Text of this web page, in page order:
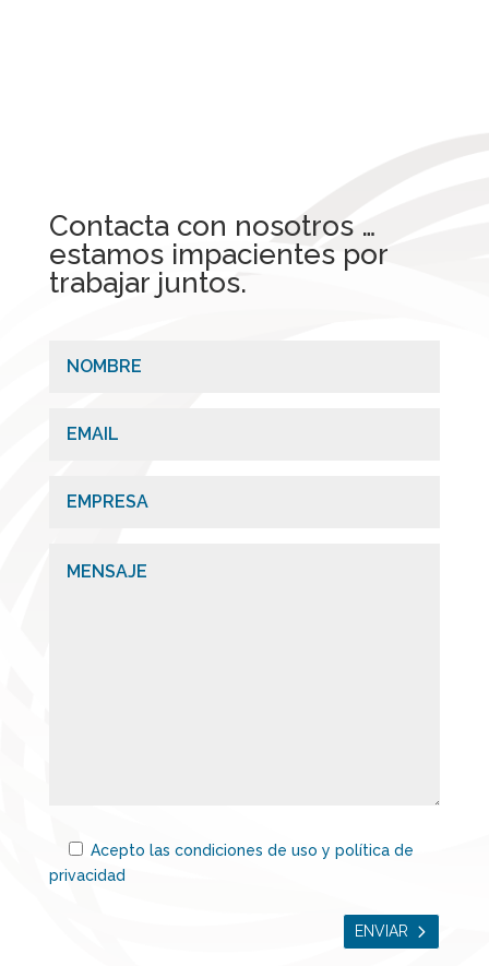
Contacta con nosotros …
estamos impacientes por
trabajar juntos.
Acepto las condiciones de uso y política de
privacidad
ENVIAR